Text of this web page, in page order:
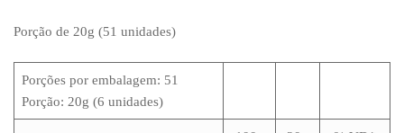
Porção de 20g (51 unidades)
Porções por embalagem: 51
Porção: 20g (6 unidades)